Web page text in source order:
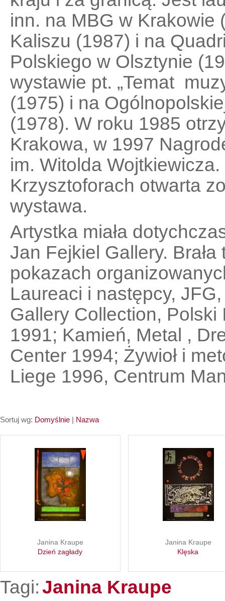
inn. na MBG w Krakowie
Kaliszu (1987) i na
Polskiego w Olsztynie
wystawie pt. „Temat
(1975) i na
(1978). W roku 1985
Krakowa, w 1997
im. Witolda
Krzysztoforach otwarta
wystawa.
Artystka miała
Jan Fejkiel Gallery.
pokazach
Laureaci i następcy,
Gallery Collection,
1991; Kamień, Metal ,
Center 1994; Żywioł i
Liege 1996, Centrum
Sortuj wg: Domyślnie | Nazwa
Janina Kraupe
Dzień zagłady
Janina Kraupe
Klęska
Tagi:Janina Kraupe